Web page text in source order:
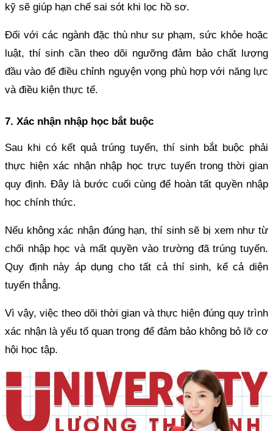
kỹ sẽ giúp hạn chế sai sót khi lọc hồ sơ.
Đối với các ngành đặc thù như sư phạm, sức khỏe hoặc
luật, thí sinh cần theo dõi ngưỡng đảm bảo chất lượng
đầu vào để điều chỉnh nguyện vọng phù hợp với năng lực
và điều kiện thực tế.
7. Xác nhận nhập học bắt buộc
Sau khi có kết quả trúng tuyển, thí sinh bắt buộc phải
thực hiện xác nhận nhập học trực tuyến trong thời gian
quy định. Đây là bước cuối cùng để hoàn tất quyền nhập
học chính thức.
Nếu không xác nhận đúng hạn, thí sinh sẽ bị xem như từ
chối nhập học và mất quyền vào trường đã trúng tuyển.
Quy định này áp dụng cho tất cả thí sinh, kể cả diện
tuyển thẳng.
Vì vậy, việc theo dõi thời gian và thực hiện đúng quy trình
xác nhận là yếu tố quan trọng để đảm bảo không bỏ lỡ cơ
hội học tập.